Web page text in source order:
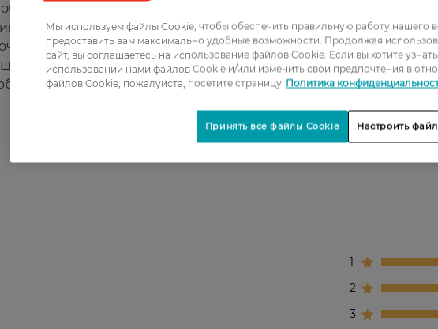
дёсен.
очищения линии дёсен.
использования.
1
2
3
Мы используем файлы Cookie, чтобы обеспечить правильную работу нашего
предоставить вам максимально удобные возможности. Продолжая
сайт, вы соглашаетесь на использование файлов Cookie. Если вы хотите
использовании нами файлов Cookie и/или изменить свои предпочтения в
файлов Cookie, пожалуйста, посетите страницу Политика
Настроить
Принять все файлы Cookie